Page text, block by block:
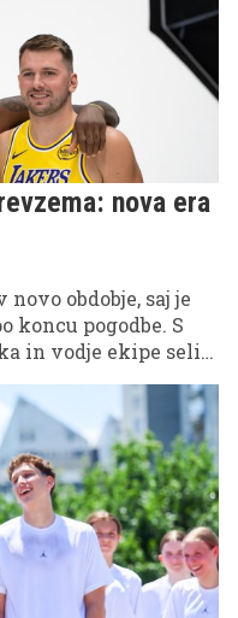
nova era
obdobje, saj je
koncu pogodbe. S
in vodje ekipe seli